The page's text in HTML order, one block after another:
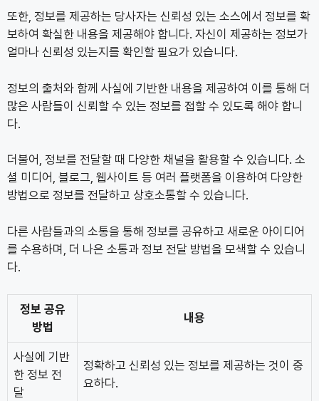
또한, 정보를 제공하는 당사자는 신뢰성 있는 소스에서 정보를 확
보하여 확실한 내용을 제공해야 합니다. 자신이 제공하는 정보가
얼마나 신뢰성 있는지를 확인할 필요가 있습니다.
정보의 출처와 함께 사실에 기반한 내용을 제공하여 이를 통해 더
많은 사람들이 신뢰할 수 있는 정보를 접할 수 있도록 해야 합니
다.
더불어, 정보를 전달할 때 다양한 채널을 활용할 수 있습니다. 소
셜 미디어, 블로그, 웹사이트 등 여러 플랫폼을 이용하여 다양한
방법으로 정보를 전달하고 상호소통할 수 있습니다.
다른 사람들과의 소통을 통해 정보를 공유하고 새로운 아이디어
를 수용하며, 더 나은 소통과 정보 전달 방법을 모색할 수 있습니
다.
정보 공유
방법
내용
사실에 기반
한 정보 전
달
정확하고 신뢰성 있는 정보를 제공하는 것이 중
요하다.